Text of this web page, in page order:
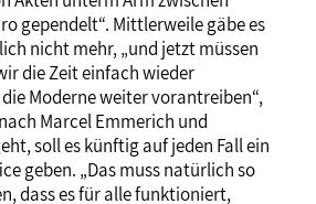
gependelt“. Mittlerweile gäbe es
nicht mehr, „und jetzt müssen
die Zeit einfach wieder
Moderne weiter vorantreiben“,
Marcel Emmerich und
soll es künftig auf jeden Fall ein
geben. „Das muss natürlich so
dass es für alle funktioniert,